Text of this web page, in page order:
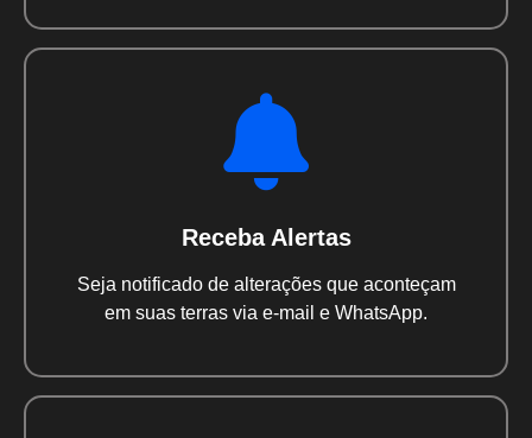
Receba Alertas
Seja notificado de alterações que aconteçam
em suas terras via e-mail e WhatsApp.